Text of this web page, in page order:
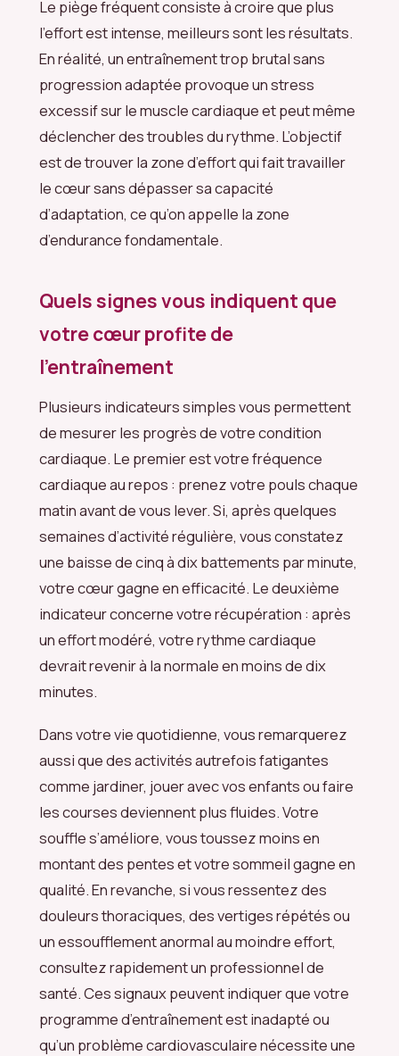
Le piège fréquent consiste à croire que plus
l’effort est intense, meilleurs sont les résultats.
En réalité, un entraînement trop brutal sans
progression adaptée provoque un stress
excessif sur le muscle cardiaque et peut même
déclencher des troubles du rythme. L’objectif
est de trouver la zone d’effort qui fait travailler
le cœur sans dépasser sa capacité
d’adaptation, ce qu’on appelle la zone
d’endurance fondamentale.
Quels signes vous indiquent que
votre cœur profite de
l’entraînement
Plusieurs indicateurs simples vous permettent
de mesurer les progrès de votre condition
cardiaque. Le premier est votre fréquence
cardiaque au repos : prenez votre pouls chaque
matin avant de vous lever. Si, après quelques
semaines d’activité régulière, vous constatez
une baisse de cinq à dix battements par minute,
votre cœur gagne en efficacité. Le deuxième
indicateur concerne votre récupération : après
un effort modéré, votre rythme cardiaque
devrait revenir à la normale en moins de dix
minutes.
Dans votre vie quotidienne, vous remarquerez
aussi que des activités autrefois fatigantes
comme jardiner, jouer avec vos enfants ou faire
les courses deviennent plus fluides. Votre
souffle s’améliore, vous toussez moins en
montant des pentes et votre sommeil gagne en
qualité. En revanche, si vous ressentez des
douleurs thoraciques, des vertiges répétés ou
un essoufflement anormal au moindre effort,
consultez rapidement un professionnel de
santé. Ces signaux peuvent indiquer que votre
programme d’entraînement est inadapté ou
qu’un problème cardiovasculaire nécessite une